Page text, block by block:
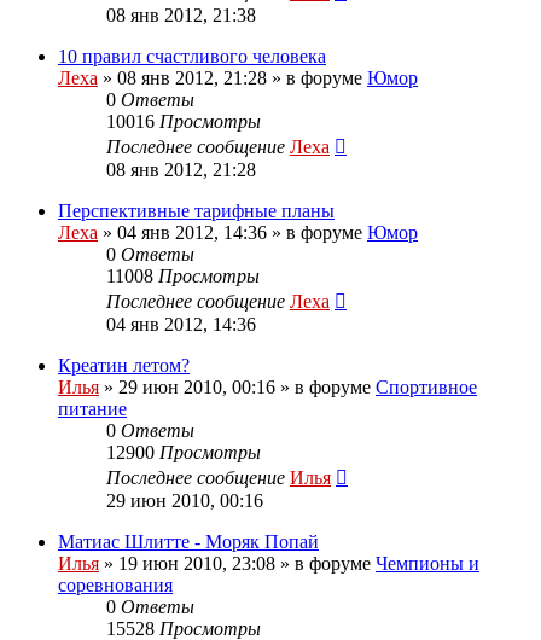
08 янв 2012, 21:38
10 правил счастливого человека
Леха » 08 янв 2012, 21:28 » в форуме Юмор
0 Ответы
10016 Просмотры
Последнее сообщение Леха
08 янв 2012, 21:28
Перспективные тарифные планы
Леха » 04 янв 2012, 14:36 » в форуме Юмор
0 Ответы
11008 Просмотры
Последнее сообщение Леха
04 янв 2012, 14:36
Креатин летом?
Илья » 29 июн 2010, 00:16 » в форуме Спортивное
питание
0 Ответы
12900 Просмотры
Последнее сообщение Илья
29 июн 2010, 00:16
Матиас Шлитте - Моряк Попай
Илья » 19 июн 2010, 23:08 » в форуме Чемпионы и
соревнования
0 Ответы
15528 Просмотры